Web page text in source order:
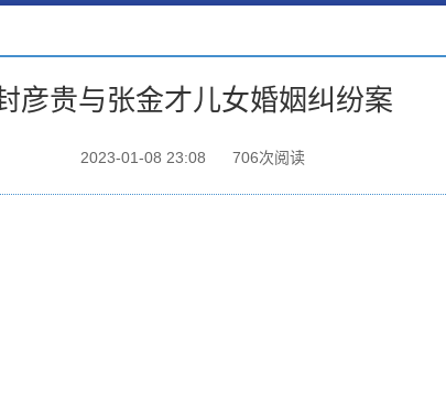
彦贵与张金才儿女婚姻纠纷案
2023-01-08 23:08 706次阅读